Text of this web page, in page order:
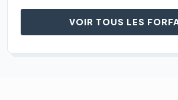
VOIR TOUS LES